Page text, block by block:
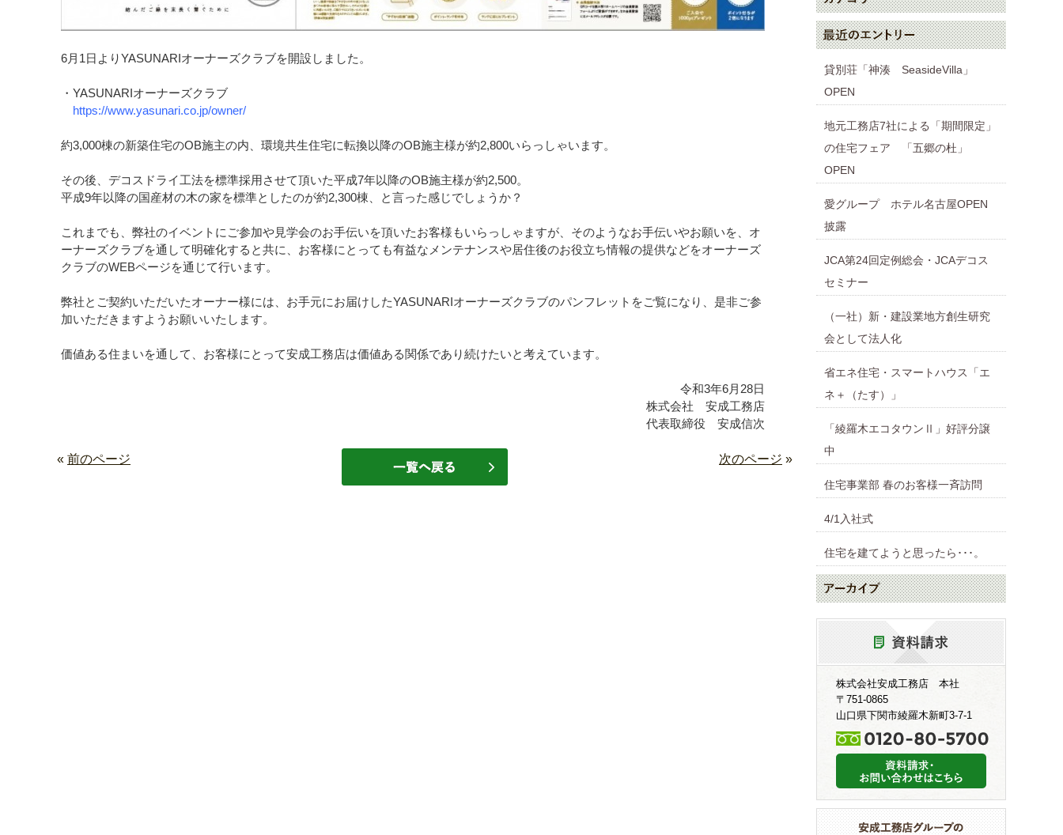
6月1日よりYASUNARIオーナーズクラブを開設しました。
・YASUNARIオーナーズクラブ
https://www.yasunari.co.jp/owner/
約3,000棟の新築住宅のOB施主の内、環境共生住宅に転換以降のOB施主様が約2,800いらっしゃいます。
その後、デコスドライ工法を標準採用させて頂いた平成7年以降のOB施主様が約2,500。
平成9年以降の国産材の木の家を標準としたのが約2,300棟、と言った感じでしょうか？
これまでも、弊社のイベントにご参加や見学会のお手伝いを頂いたお客様もいらっしゃますが、そのようなお手伝いやお願いを、オ
ーナーズクラブを通して明確化すると共に、お客様にとっても有益なメンテナンスや居住後のお役立ち情報の提供などをオーナーズ
クラブのWEBページを通じて行います。
弊社とご契約いただいたオーナー様には、お手元にお届けしたYASUNARIオーナーズクラブのパンフレットをご覧になり、是非ご参
加いただきますようお願いいたします。
価値ある住まいを通して、お客様にとって安成工務店は価値ある関係であり続けたいと考えています。
令和3年6月28日
株式会社 安成工務店
代表取締役 安成信次
« 前のページ 次のページ »
貸別荘「神湊 SeasideVilla」
OPEN
地元工務店7社による「期間限定」
の住宅フェア 「五郷の杜」
OPEN
愛グループ ホテル名古屋OPEN
披露
JCA第24回定例総会・JCAデコス
セミナー
（一社）新・建設業地方創生研究
会として法人化
省エネ住宅・スマートハウス「エ
ネ＋（たす）」
「綾羅木エコタウンⅡ」好評分譲
中
住宅事業部 春のお客様一斉訪問
4/1入社式
住宅を建てようと思ったら･･･。
株式会社安成工務店 本社
〒751-0865
山口県下関市綾羅木新町3-7-1